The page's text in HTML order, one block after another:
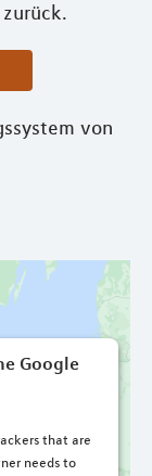
von
Google
that are
needs to